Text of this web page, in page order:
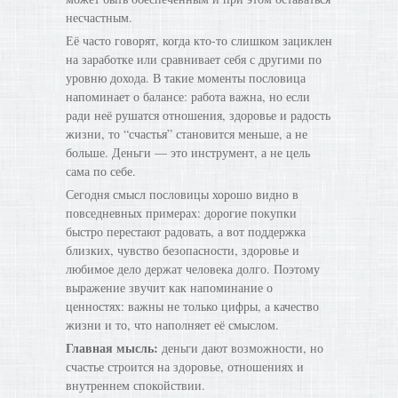
несчастным.
Её часто говорят, когда кто-то слишком зациклен
на заработке или сравнивает себя с другими по
уровню дохода. В такие моменты пословица
напоминает о балансе: работа важна, но если
ради неё рушатся отношения, здоровье и радость
жизни, то “счастья” становится меньше, а не
больше. Деньги — это инструмент, а не цель
сама по себе.
Сегодня смысл пословицы хорошо видно в
повседневных примерах: дорогие покупки
быстро перестают радовать, а вот поддержка
близких, чувство безопасности, здоровье и
любимое дело держат человека долго. Поэтому
выражение звучит как напоминание о
ценностях: важны не только цифры, а качество
жизни и то, что наполняет её смыслом.
Главная мысль: деньги дают возможности, но
счастье строится на здоровье, отношениях и
внутреннем спокойствии.